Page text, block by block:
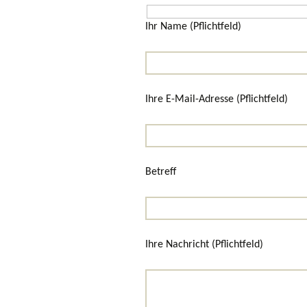
Ihr Name (Pflichtfeld)
Ihre E-Mail-Adresse (Pflichtfeld)
Betreff
Ihre Nachricht (Pflichtfeld)